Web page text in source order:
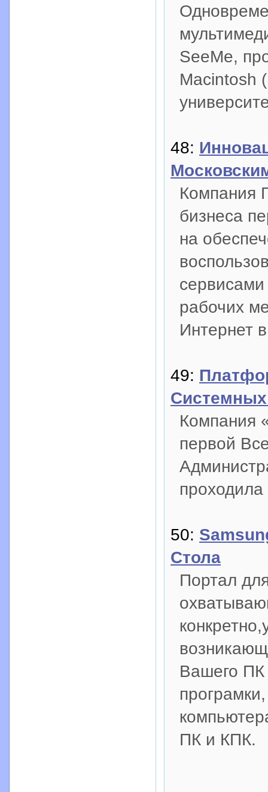
SeeMe,
Macintosh
48:
Компания
бизнеса
на
рабочих
Интернет
49:
Компания
первой
50:
Стола
Портал
Вашего ПК
ПК и КПК.